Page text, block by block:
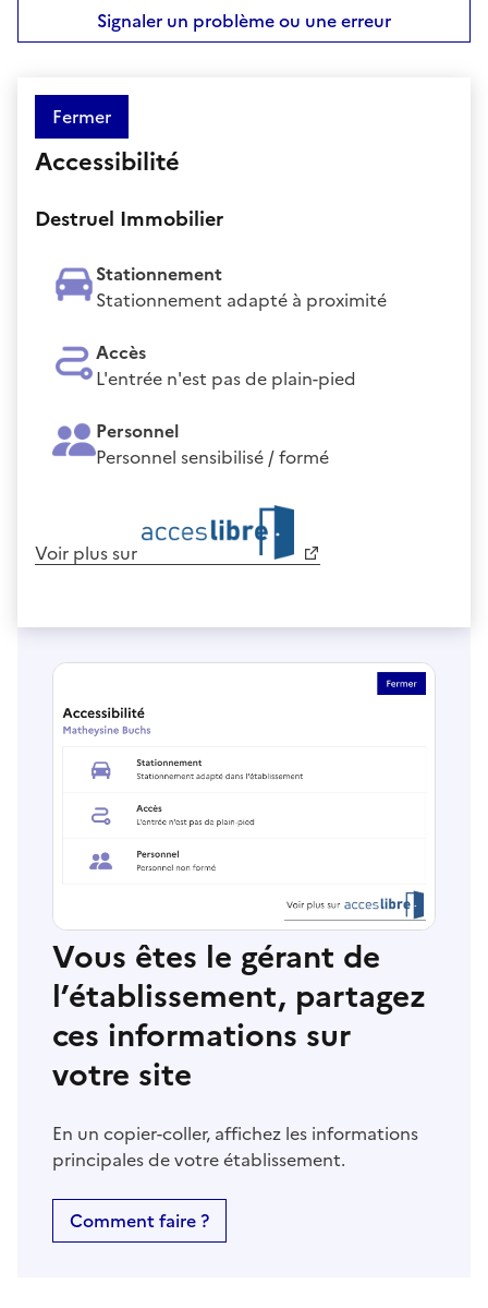
Signaler un problème ou une erreur
Fermer
Accessibilité
Destruel Immobilier
Stationnement
Stationnement adapté à proximité
Accès
L'entrée n'est pas de plain-pied
Personnel
Personnel sensibilisé / formé
Voir plus sur
Vous êtes le gérant de
l’établissement, partagez
ces informations sur
votre site
En un copier-coller, affichez les informations
principales de votre établissement.
Comment faire ?